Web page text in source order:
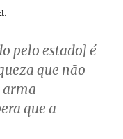
pelo estado] é
que não
arma
que a